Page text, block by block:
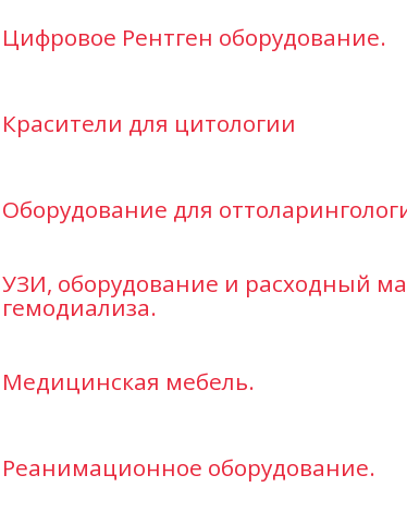
Цифровое Рентген оборудование.
Красители для цитологии
Оборудование для
УЗИ, оборудование и расходный
гемодиализа.
Медицинская мебель.
Реанимационное оборудование.